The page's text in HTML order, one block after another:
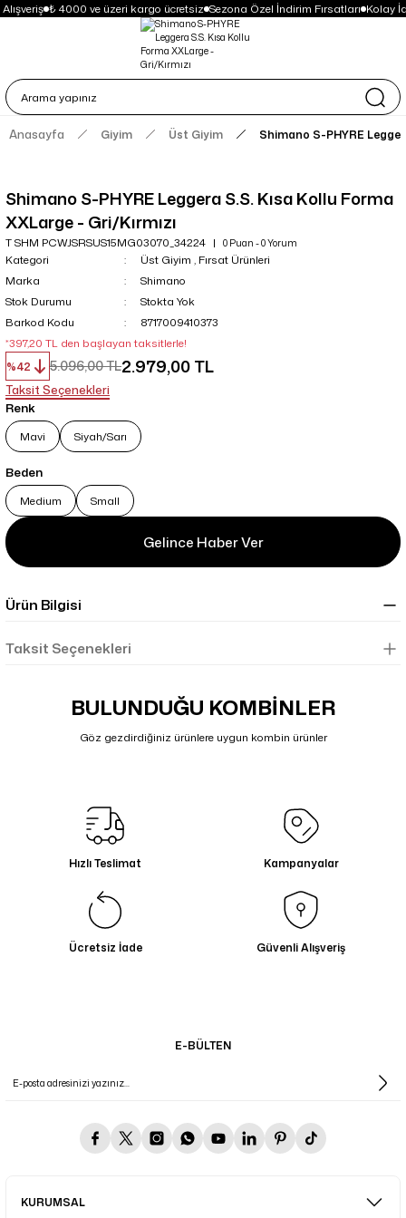
₺ 4000 ve üzeri kargo ücretsiz Sezona Özel İndirim Fırsatları Kolay
Anasayfa Giyim Üst Giyim Shimano S-PHYRE
Shimano S-PHYRE Leggera S.S. Kısa Kollu Forma
XXLarge - Gri/Kırmızı
T SHM PCWJSRSUS15MG03070_34224 0 Puan - 0 Yorum
Kategori Üst Giyim , Fırsat Ürünleri
Marka
Shimano
Stok Durumu
Stokta Yok
Barkod Kodu
8717009410373
*397,20 TL den başlayan taksitlerle!
%42
5.096,00 TL2.979,00 TL
Taksit Seçenekleri
Renk
Mavi Siyah/Sarı
Beden
Medium Small
Gelince Haber Ver
Ürün Bilgisi
Taksit Seçenekleri
BULUNDUĞU KOMBİNLER
Göz gezdirdiğiniz ürünlere uygun kombin ürünler
13.069,00 TL
Hızlı Teslimat Kampanyalar
Ücretsiz İade Güvenli Alışveriş
E-BÜLTEN
KURUMSAL